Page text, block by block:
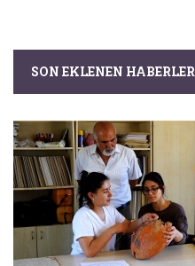
SON EKLENEN HABERLER